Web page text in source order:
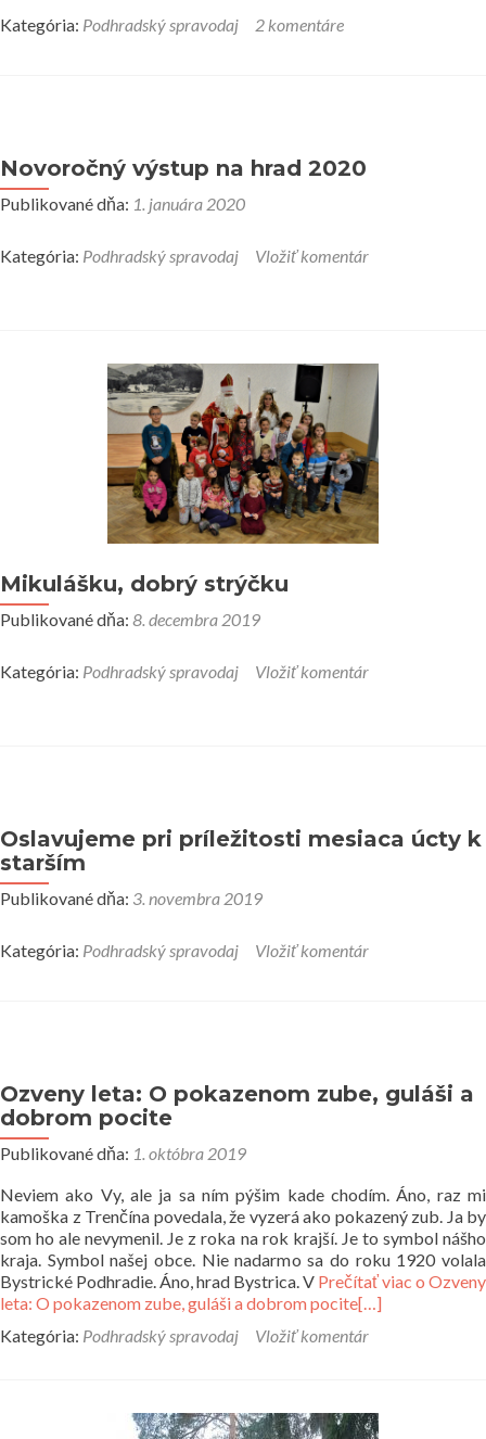
Kategória: Podhradský spravodaj 2 komentáre
Novoročný výstup na hrad 2020
Publikované dňa: 1. januára 2020
Kategória: Podhradský spravodaj Vložiť komentár
Mikulášku, dobrý strýčku
Publikované dňa: 8. decembra 2019
Kategória: Podhradský spravodaj Vložiť komentár
Oslavujeme pri príležitosti mesiaca úcty k
starším
Publikované dňa: 3. novembra 2019
Kategória: Podhradský spravodaj Vložiť komentár
Ozveny leta: O pokazenom zube, guláši a
dobrom pocite
Publikované dňa: 1. októbra 2019
Neviem ako Vy, ale ja sa ním pýšim kade chodím. Áno, raz mi
kamoška z Trenčína povedala, že vyzerá ako pokazený zub. Ja by
som ho ale nevymenil. Je z roka na rok krajší. Je to symbol nášho
kraja. Symbol našej obce. Nie nadarmo sa do roku 1920 volala
Bystrické Podhradie. Áno, hrad Bystrica. V Prečítať viac o Ozveny
leta: O pokazenom zube, guláši a dobrom pocite[…]
Kategória: Podhradský spravodaj Vložiť komentár